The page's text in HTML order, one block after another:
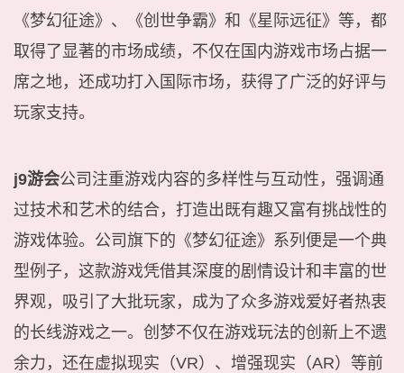
《梦幻征途》、《创世争霸》和《星际远征》等，都
取得了显著的市场成绩，不仅在国内游戏市场占据一
席之地，还成功打入国际市场，获得了广泛的好评与
玩家支持。
j9游会公司注重游戏内容的多样性与互动性，强调通
过技术和艺术的结合，打造出既有趣又富有挑战性的
游戏体验。公司旗下的《梦幻征途》系列便是一个典
型例子，这款游戏凭借其深度的剧情设计和丰富的世
界观，吸引了大批玩家，成为了众多游戏爱好者热衷
的长线游戏之一。创梦不仅在游戏玩法的创新上不遗
余力，还在虚拟现实（VR）、增强现实（AR）等前